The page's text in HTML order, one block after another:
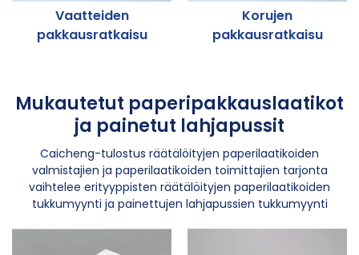
Vaatteiden
pakkausratkaisu
Korujen
pakkausratkaisu
Mukautetut paperipakkauslaatikot
ja painetut lahjapussit
Caicheng-tulostus räätälöityjen paperilaatikoiden
valmistajien ja paperilaatikoiden toimittajien tarjonta
vaihtelee erityyppisten räätälöityjen paperilaatikoiden
tukkumyynti ja painettujen lahjapussien tukkumyynti